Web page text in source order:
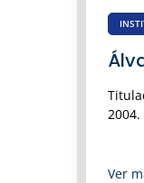
2004.
Ver